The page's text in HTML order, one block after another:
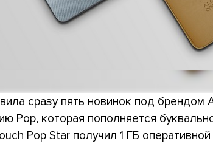
сразу пять новинок под брендом
Pop, которая пополняется
Pop Star получил 1 ГБ